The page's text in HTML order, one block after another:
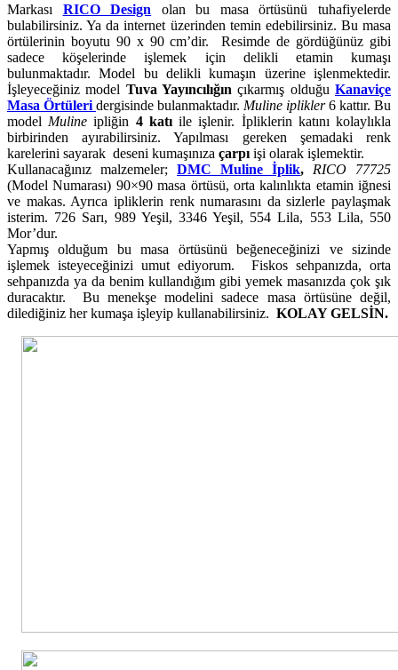
Markası RICO Design
olan bu masa örtüsünü tuhafiyelerde
bulabilirsiniz. Ya da internet üzerinden temin edebilirsiniz. Bu masa
örtülerinin boyutu 90 x 90 cm’dir. Resimde de gördüğünüz gibi
sadece köşelerinde işlemek için delikli etamin kumaşı
bulunmaktadır. Model bu delikli kumaşın üzerine işlenmektedir.
İşleyeceğiniz model Tuva Yayıncılığınçıkarmış olduğuKanaviçe
Masa Örtüleri dergisinde bulanmaktadır. Muline iplikler6 kattır. Bu
model Muline ipliğin 4 katıile işlenir. İpliklerin katını kolaylıkla
birbirinden ayırabilirsiniz. Yapılması gereken şemadaki renk
karelerini sayarak deseni kumaşınıza çarpı işi olarak işlemektir.
Kullanacağınız malzemeler; DMC Muline İplik, RICO 77725
(Model Numarası) 90×90 masa örtüsü, orta kalınlıkta etamin iğnesi
ve makas. Ayrıca ipliklerin renk numarasını da sizlerle paylaşmak
isterim. 726 Sarı, 989 Yeşil, 3346 Yeşil, 554 Lila, 553 Lila, 550
Mor’dur.
Yapmış olduğum bu masa örtüsünü beğeneceğinizi ve sizinde
işlemek isteyeceğinizi umut ediyorum. Fiskos sehpanızda, orta
sehpanızda ya da benim kullandığım gibi yemek masanızda çok şık
duracaktır. Bu menekşe modelini sadece masa örtüsüne değil,
dilediğiniz her kumaşa işleyip kullanabilirsiniz. KOLAY GELSİN.